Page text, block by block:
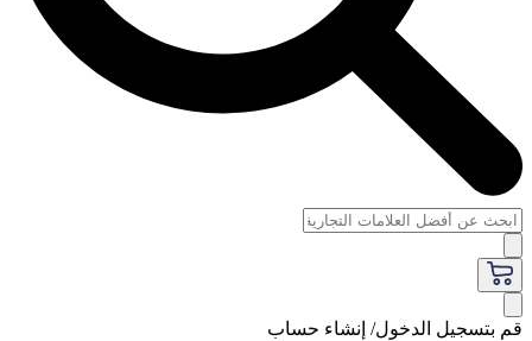
قم بتسجيل الدخول/ إنشاء حساب